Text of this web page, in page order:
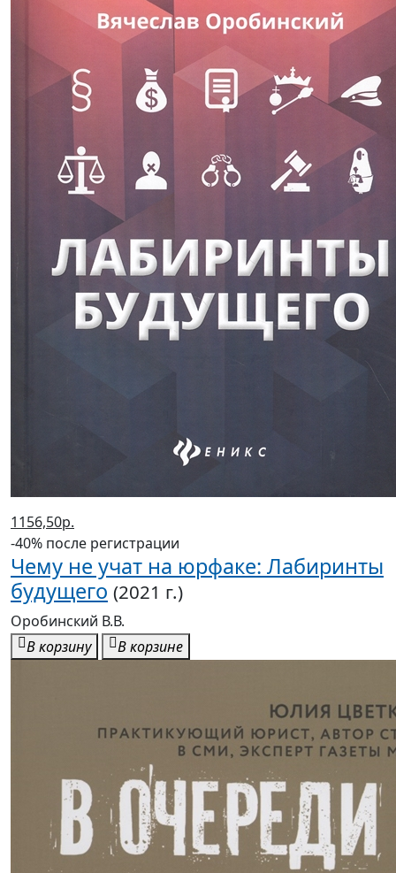
1156,50р.
-40% после регистрации
Чему не учат на юрфаке: Лабиринты
будущего (2021 г.)
Оробинский В.В.
В корзину
В корзине